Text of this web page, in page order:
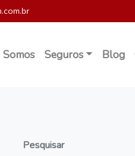
Seguros Blog
Pesquisar